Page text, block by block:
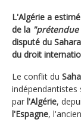
L'Algérie a
de la
disputé du
du droit
Le conflit du
indépendantistes
par l'Algérie,
l'Espagne,